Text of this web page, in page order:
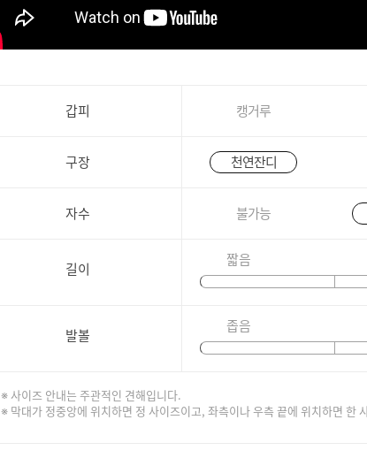
갑피 캥거루
구장 천연잔디
자수 불가능
길이 짧음
발볼 좁음
※ 사이즈 안내는 주관적인 견해입니다.
※ 막대가 정중앙에 위치하면 정 사이즈이고, 좌측이나 우측 끝에 위치하면 한